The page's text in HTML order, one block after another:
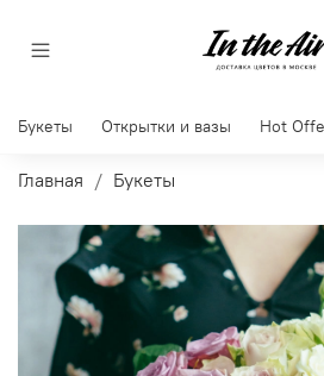
Букеты Открытки и вазы Hot
Главная Букеты